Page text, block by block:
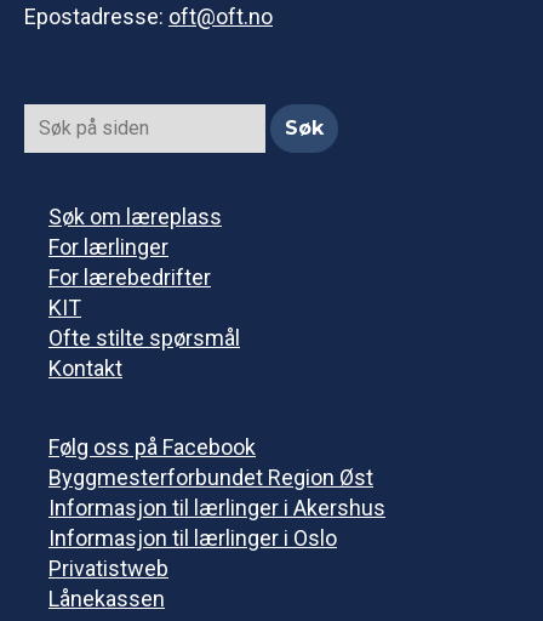
Epostadresse: oft@oft.no
Søk om læreplass
For lærlinger
For lærebedrifter
KIT
Ofte stilte spørsmål
Kontakt
Følg oss på Facebook
Byggmesterforbundet Region Øst
Informasjon til lærlinger i Akershus
Informasjon til lærlinger i Oslo
Privatistweb
Lånekassen